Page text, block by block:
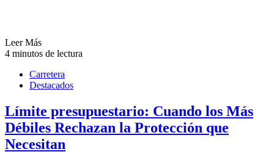
Leer Más
4 minutos de lectura
Carretera
Destacados
Límite presupuestario: Cuando los Más
Débiles Rechazan la Protección que
Necesitan